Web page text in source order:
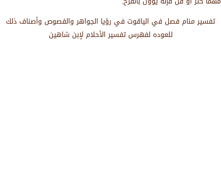
تفسير منام فصل في الياقوت في رؤيا الجواهر والفصوص وأصناف ذلك
للعوده لفهرس تفسير الأحلام لإبن شاهين